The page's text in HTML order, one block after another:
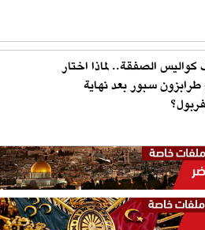
الصفقة.. لماذا اختار
سبور بعد نهاية